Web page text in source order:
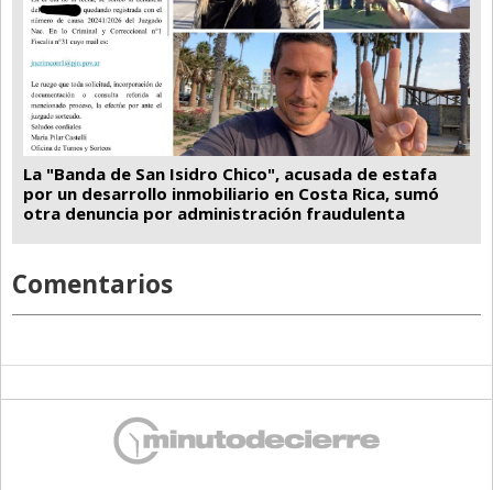
La "Banda de San Isidro Chico", acusada de estafa
por un desarrollo inmobiliario en Costa Rica, sumó
otra denuncia por administración fraudulenta
Comentarios